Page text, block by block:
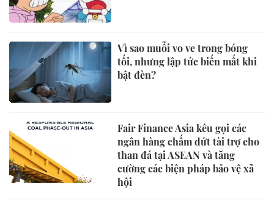
Vì sao muỗi vo ve trong bóng
tối, nhưng lập tức biến mất khi
bật đèn?
Fair Finance Asia kêu gọi các
ngân hàng chấm dứt tài trợ cho
than đá tại ASEAN và tăng
cường các biện pháp bảo vệ xã
hội